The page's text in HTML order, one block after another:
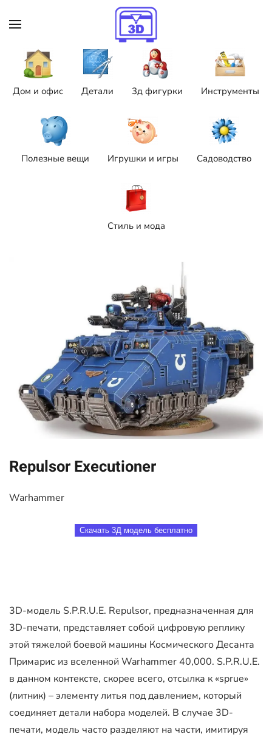
Skip to main content
Дом и офис Детали 3д фигурки Инструменты
Полезные вещи Игрушки и игры Садоводство
Стиль и мода
Repulsor Executioner
Warhammer
Скачать 3Д модель бесплатно
3D-модель S.P.R.U.E. Repulsor, предназначенная для
3D-печати, представляет собой цифровую реплику
этой тяжелой боевой машины Космического Десанта
Примарис из вселенной Warhammer 40,000. S.P.R.U.E.
в данном контексте, скорее всего, отсылка к «sprue»
(литник) – элементу литья под давлением, который
соединяет детали набора моделей. В случае 3D-
печати, модель часто разделяют на части, имитируя